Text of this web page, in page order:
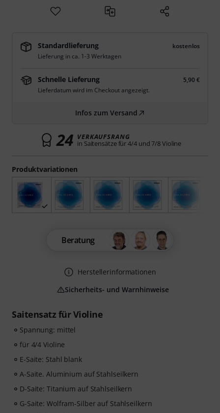
Saitensatz für Violine
Spannung: mittel
für 4/4 Violine
E-Saite: Stahl blank
A-Saite. Aluminium auf Stahlseilkern
D-Saite: Titanium auf Stahlseilkern
G-Saite: Wolfram-Silber auf Stahlseilkern
Produktvariationen
Standardlieferung
kostenlos
Lieferung in ca. 1-3 Werktagen
Schnelle Lieferung
5,90 €
Lieferdatum wird im Checkout angezeigt.
Infos zum Versand
24 VERKAUFSRANG
in Saitensätze für 4/4 und 7/8 Violine
Beratung
Herstellerinformationen
Sicherheits- und Warnhinweise